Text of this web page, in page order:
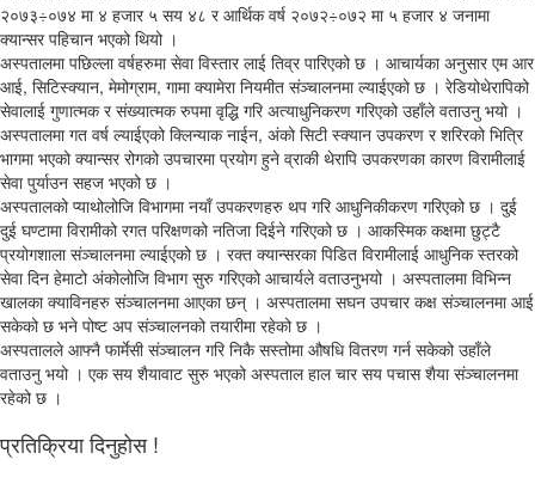
२०७३÷०७४ मा ४ हजार ५ सय ४८ र आर्थिक वर्ष २०७२÷०७२ मा ५ हजार ४ जनामा
क्यान्सर पहिचान भएको थियो ।
अस्पतालमा पछिल्ला वर्षहरुमा सेवा विस्तार लाई तिव्र पारिएको छ । आचार्यका अनुसार एम आर
आई, सिटिस्क्यान, मेमोग्राम, गामा क्यामेरा नियमीत संञ्चालनमा ल्याईएको छ । रेडियोथेरापिको
सेवालाई गुणात्मक र संख्यात्मक रुपमा वृद्धि गरि अत्याधुनिकरण गरिएको उहाँले वताउनु भयो ।
अस्पतालमा गत वर्ष ल्याईएको क्लिन्याक नाईन, अंको सिटी स्क्यान उपकरण र शरिरको भित्रि
भागमा भएको क्यान्सर रोगको उपचारमा प्रयोग हुने व्राकी थेरापि उपकरणका कारण विरामीलाई
सेवा पुर्याउन सहज भएको छ ।
अस्पतालको प्याथोलोजि विभागमा नयाँ उपकरणहरु थप गरि आधुनिकीकरण गरिएको छ । दुई
दुई घण्टामा विरामीको रगत परिक्षणको नतिजा दिईने गरिएको छ । आकस्मिक कक्षमा छुट्टै
प्रयोगशाला संञ्चालनमा ल्याईएको छ । रक्त क्यान्सरका पिडित विरामीलाई आधुनिक स्तरको
सेवा दिन हेमाटो अंकोलोजि विभाग सुरु गरिएको आचार्यले वताउनुभयो । अस्पतालमा विभिन्न
खालका क्याविनहरु संञ्चालनमा आएका छन् । अस्पतालमा सघन उपचार कक्ष संञ्चालनमा आई
सकेको छ भने पोष्ट अप संञ्चालनको तयारीमा रहेको छ ।
अस्पतालले आफ्नै फार्मेसी संञ्चालन गरि निकै सस्तोमा औषधि वितरण गर्न सकेको उहाँले
वताउनु भयो । एक सय शैयावाट सुरु भएको अस्पताल हाल चार सय पचास शैया संञ्चालनमा
रहेको छ ।
प्रतिक्रिया दिनुहोस !